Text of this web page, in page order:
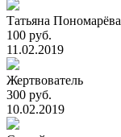
Татьяна Пономарёва
100 руб.
11.02.2019
Жертвователь
300 руб.
10.02.2019